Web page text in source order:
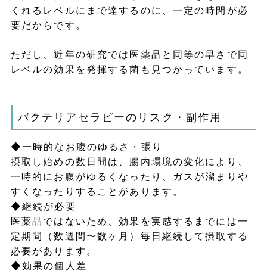
くれるレベルにまで達するのに、一定の時間が必
要だからです。
ただし、近年の研究では医薬品と同等の早さで同
レベルの効果を発揮する菌も見つかっています。
バクテリアセラピーのリスク・副作用
◆一時的なお腹のゆるさ・張り
摂取し始めの数日間は、腸内環境の変化により、
一時的にお腹がゆるくなったり、ガスが溜まりや
すくなったりすることがあります。
◆継続が必要
医薬品ではないため、効果を実感するまでには一
定期間（数週間〜数ヶ月）毎日継続して摂取する
必要があります。
◆効果の個人差